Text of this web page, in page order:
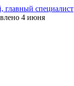
главный специалист
4 июня